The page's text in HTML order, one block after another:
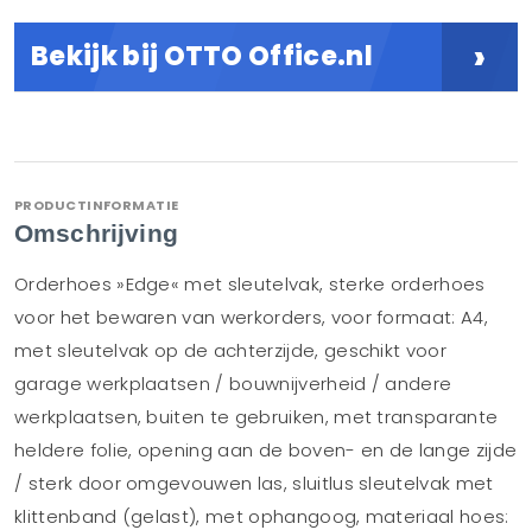
Bekijk bij OTTO Office.nl ›
PRODUCTINFORMATIE
Omschrijving
Orderhoes »Edge« met sleutelvak, sterke orderhoes
voor het bewaren van werkorders, voor formaat: A4,
met sleutelvak op de achterzijde, geschikt voor
garage werkplaatsen / bouwnijverheid / andere
werkplaatsen, buiten te gebruiken, met transparante
heldere folie, opening aan de boven- en de lange zijde
/ sterk door omgevouwen las, sluitlus sleutelvak met
klittenband (gelast), met ophangoog, materiaal hoes: